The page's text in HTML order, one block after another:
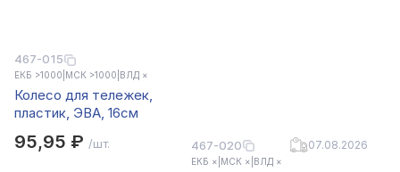
467-015
ЕКБ >1000 МСК >1000 ВЛД ×
Колесо для тележек,
пластик, ЭВА, 16см
95,95 ₽ /шт. 467-020 07.08.2026
ЕКБ × МСК × ВЛД ×